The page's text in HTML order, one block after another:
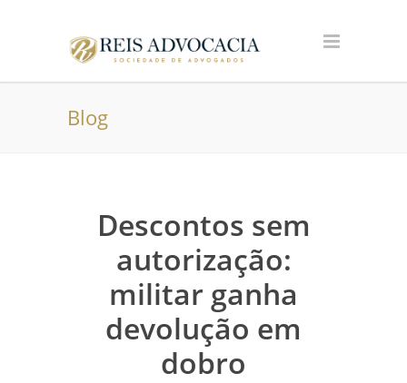
Blog
Descontos sem
autorização:
militar ganha
devolução em
dobro